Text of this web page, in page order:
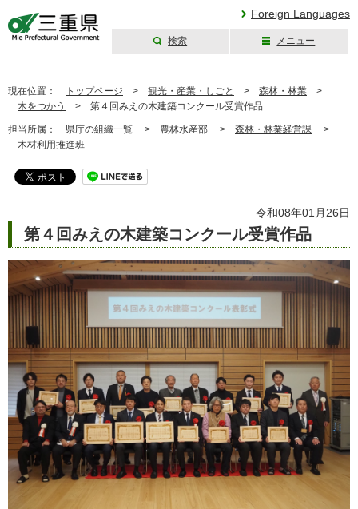
Foreign Languages
検索 メニュー
現在位置： トップページ > 観光・産業・しごと > 森林・林業 >
木をつかう
> 第４回みえの木建築コンクール受賞作品
担当所属： 県庁の組織一覧 > 農林水産部 > 森林・林業経営課 >
木材利用推進班
令和08年01月26日
第４回みえの木建築コンクール受賞作品